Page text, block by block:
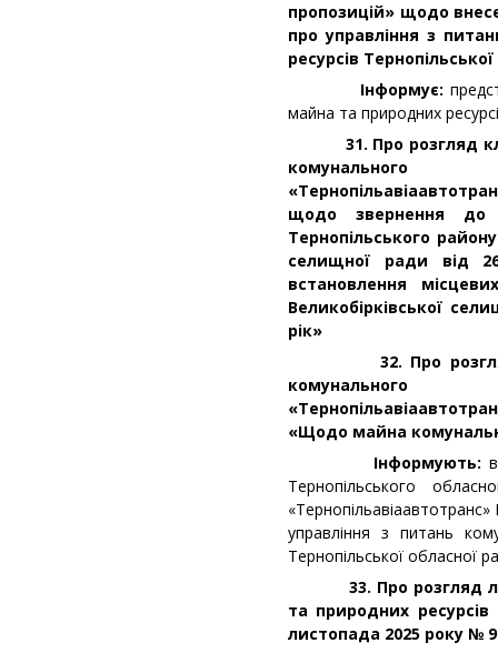
пропозицій» щодо
про управління з
ресурсів
Інформує:
майна та природних
31. Про розгляд
щодо звернення до
Тернопільського
селищної ради від
встановлення
Великобірківської
рік»
32. Про розгляд
«Щодо майна
Інформують:
Тернопільського
управління з питань
Тернопільської обласної
33. Про розгляд
та природних ресурсів
листопада 2025 року №